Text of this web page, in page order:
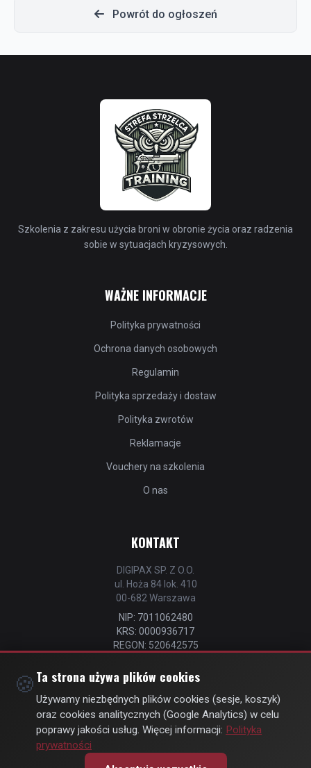
Powrót do ogłoszeń
Szkolenia z zakresu użycia broni w obronie życia oraz radzenia
sobie w sytuacjach kryzysowych.
WAŻNE INFORMACJE
Polityka prywatności
Ochrona danych osobowych
Regulamin
Polityka sprzedaży i dostaw
Polityka zwrotów
Reklamacje
Vouchery na szkolenia
O nas
KONTAKT
DIGIPAX SP. Z O.O.
ul. Hoża 84 lok. 410
00-682 Warszawa
NIP: 7011062480
KRS: 0000936717
REGON: 520642575
📧
kontakt@strefastrzelca.pl
📞 732 106 076
© Copyright 2026 | byDIGIPAX| All Rights Reserved
🍪Ta strona używa plików cookies
Używamy niezbędnych plików cookies (sesje, koszyk)
oraz cookies analitycznych (Google Analytics) w celu
poprawy jakości usług. Więcej informacji: Polityka
prywatności